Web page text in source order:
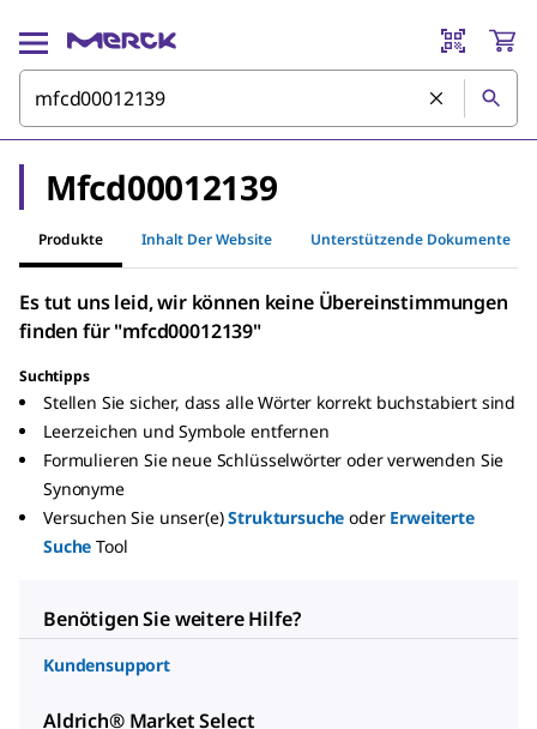
Mfcd00012139
Produkte Inhalt Der Website Unterstützende Dokumente
Es tut uns leid, wir können keine Übereinstimmungen
finden für "mfcd00012139"
Suchtipps
Stellen Sie sicher, dass alle Wörter korrekt buchstabiert sind
Leerzeichen und Symbole entfernen
Formulieren Sie neue Schlüsselwörter oder verwenden Sie
Synonyme
Versuchen Sie unser(e) Struktursuche oder Erweiterte
Suche Tool
Benötigen Sie weitere Hilfe?
Kundensupport
Aldrich® Market Select